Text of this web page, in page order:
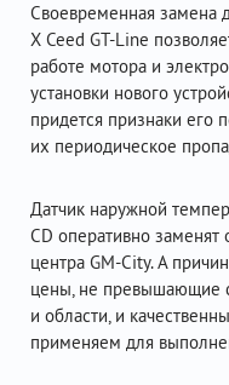
Своевременная замена
X Ceed GT-Line
работе мотора и
установки нового
придется признаки его
их периодическое
Датчик наружной
CD оперативно
центра GM-City. А
цены, не превышающие
и области, и
применяем для